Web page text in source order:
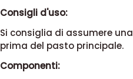
Consigli d'uso:
Si consiglia di assumere
prima del pasto principale.
Componenti: